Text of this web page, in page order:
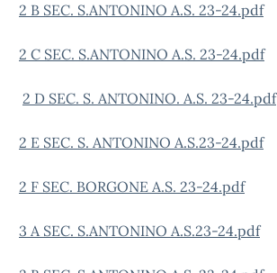
2 B SEC. S.ANTONINO A.S. 23-24.pdf
2 C SEC. S.ANTONINO A.S. 23-24.pdf
2 D SEC. S. ANTONINO. A.S. 23-24.pdf
2 E SEC. S. ANTONINO A.S.23-24.pdf
2 F SEC. BORGONE A.S. 23-24.pdf
3 A SEC. S.ANTONINO A.S.23-24.pdf